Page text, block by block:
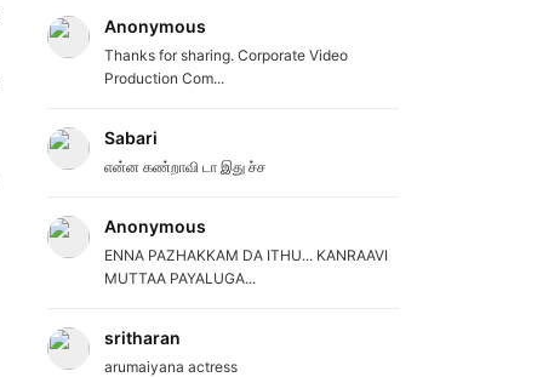
Anonymous
Thanks for sharing. Corporate Video
Production Com...
Sabari
என்ன கண்றாவி டா இது ச்ச
Anonymous
ENNA PAZHAKKAM DA ITHU... KANRAAVI
MUTTAA PAYALUGA...
sritharan
arumaiyana actress